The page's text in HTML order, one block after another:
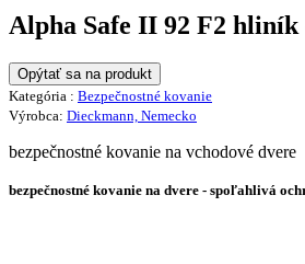
Alpha Safe II 92 F2 hliník
Opýtať sa na produkt
Kategória : Bezpečnostné kovanie
Výrobca: Dieckmann, Nemecko
bezpečnostné kovanie na vchodové dvere
bezpečnostné kovanie na dvere - spoľahlivá